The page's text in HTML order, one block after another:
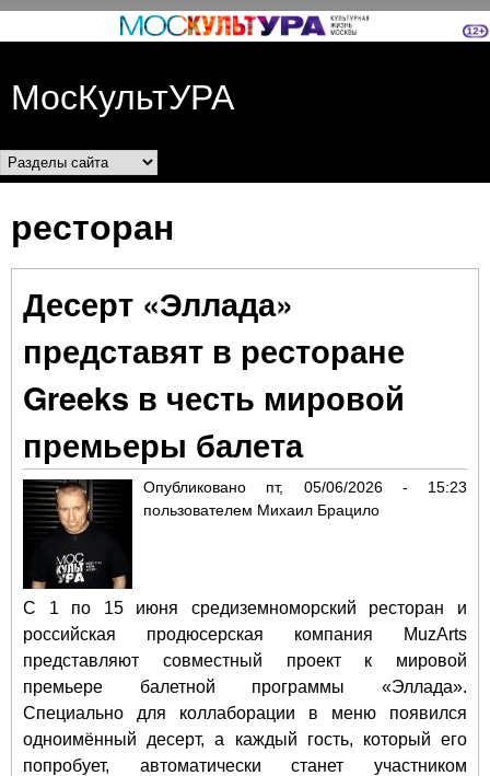
Перейти к основному
МосКультУРА
Разделы сайта
ресторан
Десерт «Эллада»
представят в ресторане
Greeks в честь мировой
премьеры балета
Опубликовано пт, 05/06/2026 - 15:23
пользователем Михаил Брацило
С 1 по 15 июня средиземноморский ресторан и
российская продюсерская компания MuzArts
представляют совместный проект к мировой
премьере балетной программы «Эллада».
Специально для коллаборации в меню появился
одноимённый десерт, а каждый гость, который его
попробует, автоматически станет участником